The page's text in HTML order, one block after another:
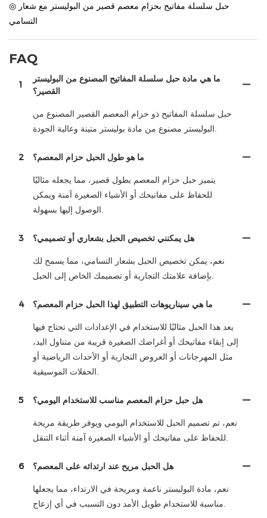
◎ حبل سلسلة مفاتيح بحزام معصم قصير من البوليستر مع شعار
التسامي
FAQ
1
ما هي مادة حبل سلسلة المفاتيح المصنوع من البوليستر
القصير؟
حبل سلسلة المفاتيح ذو حزام المعصم القصير المصنوع من
2 ما هو طول الحبل حزام المعصم؟
يتميز حبل حزام المعصم بطول قصير، مما يجعله مثاليًا
للحفاظ على مفاتيحك أو الأشياء الصغيرة آمنة ويمكن
3 هل يمكنني تخصيص الحبل بشعاري أو تصميمي؟
نعم، يمكن تخصيص الحبل بشعار التسامي، مما يسمح لك
4 ما هي سيناريوهات التطبيق لهذا الحبل حزام المعصم؟
يعد هذا الحبل مثاليًا للاستخدام في الإعدادات التي تحتاج فيها
إلى إبقاء مفاتيحك أو أغراضك الصغيرة قريبة من متناول اليد،
مثل المهرجانات أو العروض التجارية أو الأحداث الرياضية أو
5 هل حبل حزام المعصم مناسب للاستخدام اليومي؟
نعم، تم تصميم الحبل للاستخدام اليومي ويوفر طريقة مريحة
6 هل الحبل مريح عند ارتدائه على المعصم؟
نعم، مادة البوليستر ناعمة ومريحة في الارتداء، مما يجعلها